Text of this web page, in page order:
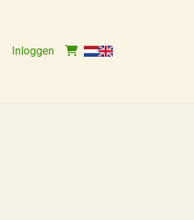
Inloggen